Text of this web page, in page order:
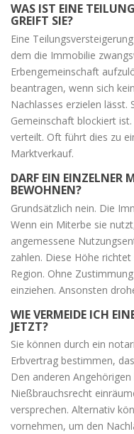
WAS IST EINE
GREIFT SIE?
Eine
dem die Immobilie
Erbengemeinschaft
beantragen, wenn sich
Nachlasses erzielen
Gemeinschaft blockiert
verteilt. Oft führt dies zu
Marktverkauf.
DARF EIN EINZELNER
BEWOHNEN?
Grundsätzlich nein. Die
Wenn ein Miterbe sie
angemessene
zahlen. Diese Höhe
Region. Ohne
einziehen. Ansonsten
WIE VERMEIDE ICH
JETZT?
Sie können durch ein
Erbvertrag bestimmen,
Den anderen
Nießbrauchsrecht
versprechen. Alternativ
vornehmen, um den